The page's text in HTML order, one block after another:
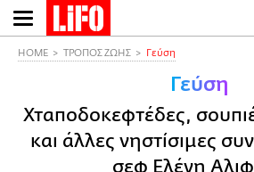
Παράκαμψη
προς
HOME ΤΡΟΠΟΣ ΖΩΗΣ Γεύση
Γεύση
Χταποδοκεφτέδες,
και άλλες νηστίσιμες
σεφ Ελένη